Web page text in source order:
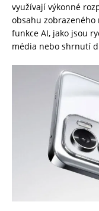
využívají výkonné
obsahu
funkce AI, jako jsou
média nebo shrnutí